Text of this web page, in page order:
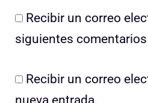
Recibir un correo
siguientes
Recibir un correo
nueva entrada.